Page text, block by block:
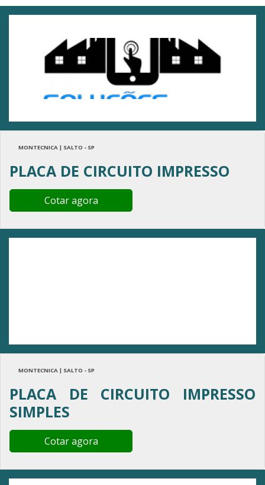
MONTECNICA | SALTO - SP
PLACA DE CIRCUITO IMPRESSO
Cotar agora
MONTECNICA | SALTO - SP
PLACA DE CIRCUITO IMPRESSO
SIMPLES
Cotar agora